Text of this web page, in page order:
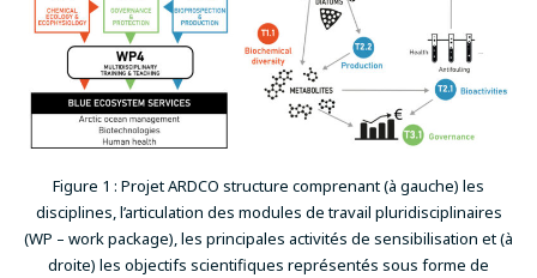
Figure 1 : Projet ARDCO structure comprenant (à gauche) les
disciplines, l’articulation des modules de travail pluridisciplinaires
(WP – work package), les principales activités de sensibilisation et (à
droite) les objectifs scientifiques représentés sous forme de